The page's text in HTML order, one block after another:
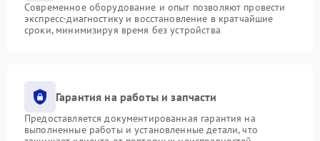
Современное оборудование и опыт позволяют провести
экспресс-диагностику и восстановление в кратчайшие
сроки, минимизируя время без устройства
Гарантия на работы и запчасти
Предоставляется документированная гарантия на
выполненные работы и установленные детали, что